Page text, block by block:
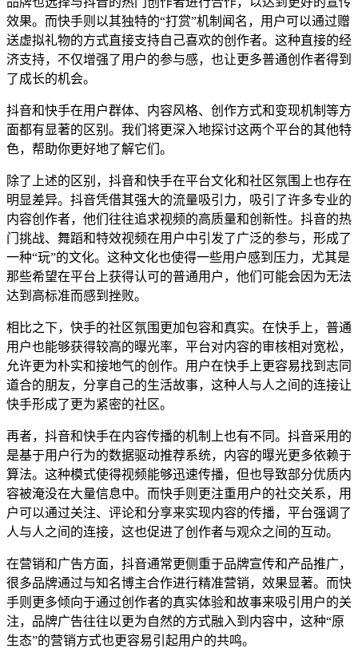
效果。而快手则以其独特的“打赏”机制闻名，用户可以通过赠
送虚拟礼物的方式直接支持自己喜欢的创作者。这种直接的经
济支持，不仅增强了用户的参与感，也让更多普通创作者得到
了成长的机会。
抖音和快手在用户群体、内容风格、创作方式和变现机制等方
面都有显著的区别。我们将更深入地探讨这两个平台的其他特
色，帮助你更好地了解它们。
除了上述的区别，抖音和快手在平台文化和社区氛围上也存在
明显差异。抖音凭借其强大的流量吸引力，吸引了许多专业的
内容创作者，他们往往追求视频的高质量和创新性。抖音的热
门挑战、舞蹈和特效视频在用户中引发了广泛的参与，形成了
一种“玩”的文化。这种文化也使得一些用户感到压力，尤其是
那些希望在平台上获得认可的普通用户，他们可能会因为无法
达到高标准而感到挫败。
相比之下，快手的社区氛围更加包容和真实。在快手上，普通
用户也能够获得较高的曝光率，平台对内容的审核相对宽松，
允许更为朴实和接地气的创作。用户在快手上更容易找到志同
道合的朋友，分享自己的生活故事，这种人与人之间的连接让
快手形成了更为紧密的社区。
再者，抖音和快手在内容传播的机制上也有不同。抖音采用的
是基于用户行为的数据驱动推荐系统，内容的曝光更多依赖于
算法。这种模式使得视频能够迅速传播，但也导致部分优质内
容被淹没在大量信息中。而快手则更注重用户的社交关系，用
户可以通过关注、评论和分享来实现内容的传播，平台强调了
人与人之间的连接，这也促进了创作者与观众之间的互动。
在营销和广告方面，抖音通常更侧重于品牌宣传和产品推广，
很多品牌通过与知名博主合作进行精准营销，效果显著。而快
手则更多倾向于通过创作者的真实体验和故事来吸引用户的关
注，品牌广告往往以更为自然的方式融入到内容中，这种“原
生态”的营销方式也更容易引起用户的共鸣。